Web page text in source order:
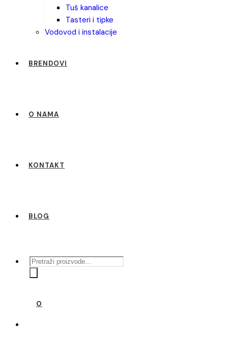
tuš kanalice
tasteri i tipke
vodovod i instalacije
BRENDOVI
O NAMA
KONTAKT
BLOG
Products
search
0